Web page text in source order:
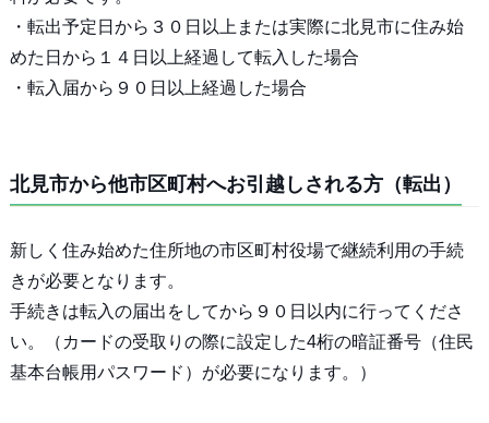
・転出予定日から３０日以上または実際に北見市に住み始
めた日から１４日以上経過して転入した場合
・転入届から９０日以上経過した場合
北見市から他市区町村へお引越しされる方（転出）
新しく住み始めた住所地の市区町村役場で継続利用の手続
きが必要となります。
手続きは転入の届出をしてから９０日以内に行ってくださ
い。（カードの受取りの際に設定した4桁の暗証番号（住民
基本台帳用パスワード）が必要になります。）